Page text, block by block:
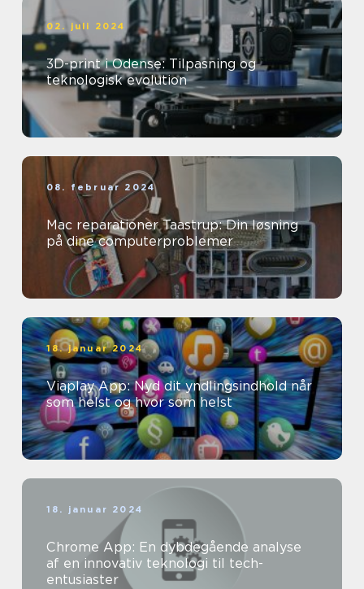
02. juli 2024
3D-print i Odense: Tilpasning og
teknologisk evolution
08. februar 2024
Mac reparationer Taastrup: Din løsning
på dine computerproblemer
18. januar 2024
Viaplay App: Nyd dit yndlingsindhold når
som helst og hvor som helst
18. januar 2024
Chrome App: En dybdegående analyse
af en innovativ teknologi til tech-
entusiaster